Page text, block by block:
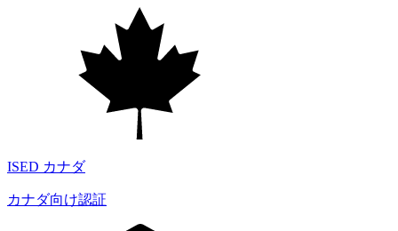
ISED カナダ
カナダ向け認証